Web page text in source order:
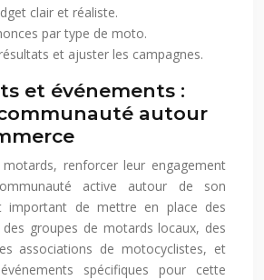
clair et réaliste.
par type de moto.
et ajuster les campagnes.
et événements :
autour
renforcer leur engagement
active autour de son
important de mettre en place des
groupes de motards locaux, des
associations de motocyclistes, et
spécifiques pour cette